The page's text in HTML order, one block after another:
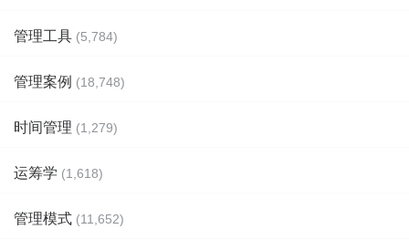
管理工具 (5,784)
管理案例 (18,748)
时间管理 (1,279)
运筹学 (1,618)
管理模式 (11,652)